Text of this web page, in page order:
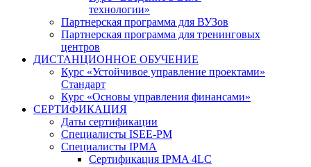
технологии»
Партнерская программа для ВУЗов
Партнерская программа для тренинговых
центров
ДИСТАНЦИОННОЕ ОБУЧЕНИЕ
Курс «Устойчивое управление проектами»
Стандарт
Курс «Основы управления финансами»
СЕРТИФИКАЦИЯ
Даты сертификации
Специалисты ISEE-PM
Специалисты IPMA
Сертификация IPMA 4LC